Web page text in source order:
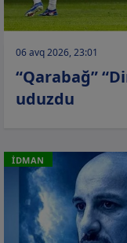
06 avq 2026, 23:01
“Qarabağ”
uduzdu
İDMAN